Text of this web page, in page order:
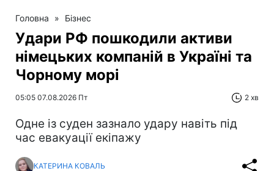
Головна » Бізнес
Удари РФ пошкодили активи
німецьких компаній в Україні та
Чорному морі
05:05 07.08.2026 Пт 2 хв
Одне із суден зазнало удару навіть під
час евакуації екіпажу
КАТЕРИНА КОВАЛЬ